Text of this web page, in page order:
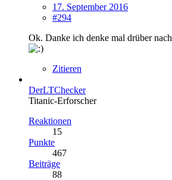
17. September 2016
#294
Ok. Danke ich denke mal drüber nach
Zitieren
DerLTChecker
Titanic-Erforscher
Reaktionen
15
Punkte
467
Beiträge
88